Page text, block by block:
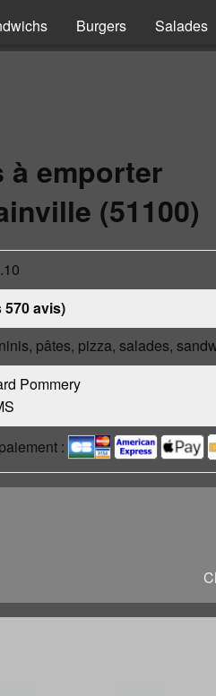
Burgers Salades
à emporter
(51100)
570 avis)
pâtes, pizza, salades,
Pommery
: